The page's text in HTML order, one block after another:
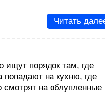
Читать
ищут порядок там, где
на кухню, где
смотрят на облупленные